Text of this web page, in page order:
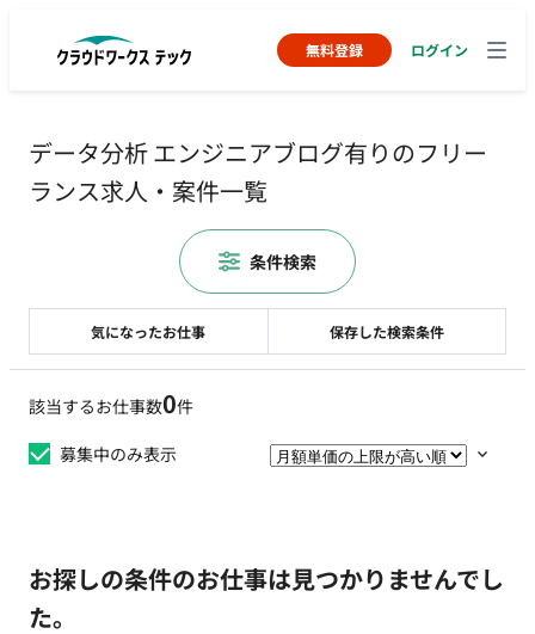
無料登録 ログイン
データ分析 エンジニアブログ有りのフリー
ランス求人・案件一覧
該当するお仕事数0件
募集中のみ表示
お探しの条件のお仕事は見つかりませんでし
た。
気になったお仕事 保存した検索条件
条件検索